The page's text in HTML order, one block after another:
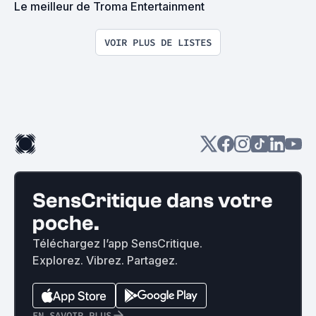
Le meilleur de Troma Entertainment
VOIR PLUS DE LISTES
SensCritique dans votre
poche.
Téléchargez l’app SensCritique.
Explorez. Vibrez. Partagez.